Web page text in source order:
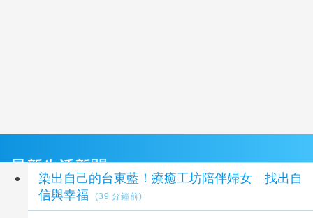
最新生活新聞
染出自己的台東藍！療癒工坊陪伴婦女 找出自
信與幸福
(39 分鐘前)